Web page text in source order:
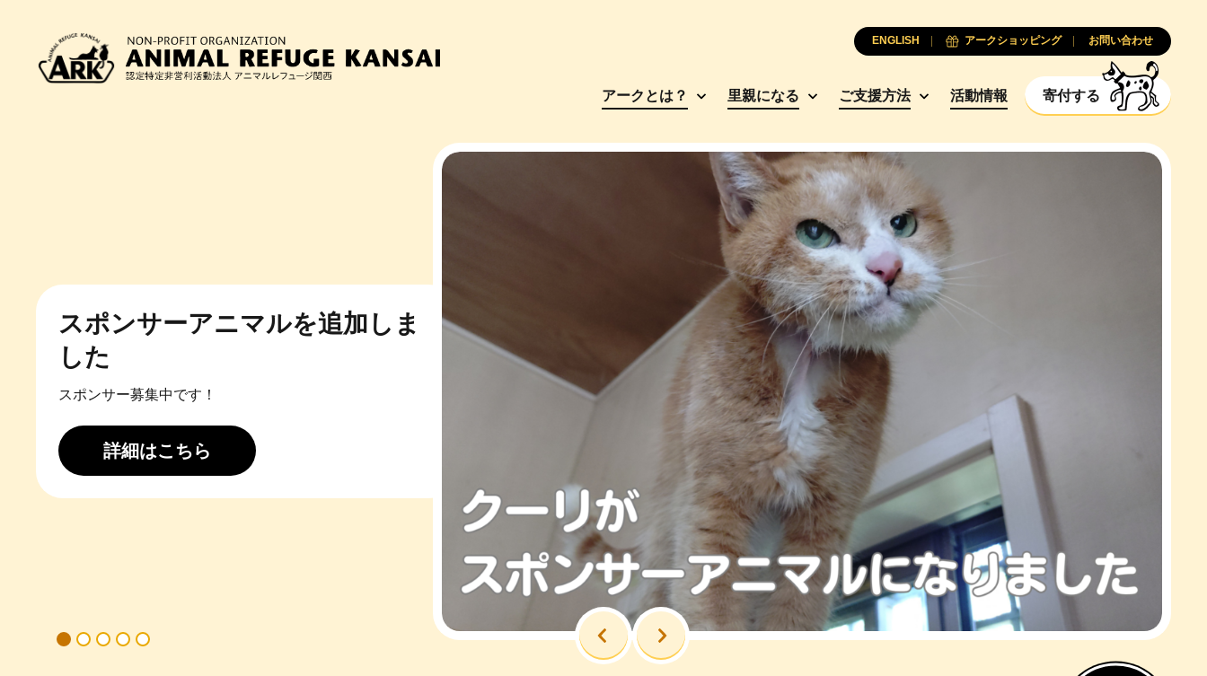
アークとは？ 里親になる ご支援方法 活動情報 寄付する
ENGLISH アークショッピング お問い合わせ
アーカイビングプロジェクト
アーカイビングプロジェクト
前へ 次へ